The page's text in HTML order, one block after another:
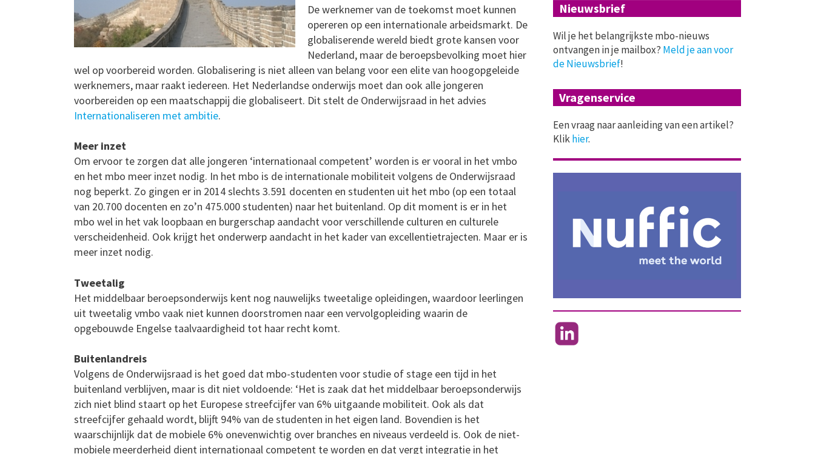
De werknemer van de toekomst moet kunnen
opereren op een internationale arbeidsmarkt. De
globaliserende wereld biedt grote kansen voor
Nederland, maar de beroepsbevolking moet hier
wel op voorbereid worden. Globalisering is niet alleen van belang voor een elite van hoogopgeleide
werknemers, maar raakt iedereen. Het Nederlandse onderwijs moet dan ook alle jongeren
voorbereiden op een maatschappij die globaliseert. Dit stelt de Onderwijsraad in het advies
Internationaliseren met ambitie.
Meer inzet
Om ervoor te zorgen dat alle jongeren ‘internationaal competent’ worden is er vooral in het vmbo
en het mbo meer inzet nodig. In het mbo is de internationale mobiliteit volgens de Onderwijsraad
nog beperkt. Zo gingen er in 2014 slechts 3.591 docenten en studenten uit het mbo (op een totaal
van 20.700 docenten en zo’n 475.000 studenten) naar het buitenland. Op dit moment is er in het
mbo wel in het vak loopbaan en burgerschap aandacht voor verschillende culturen en culturele
verscheidenheid. Ook krijgt het onderwerp aandacht in het kader van excellentietrajecten. Maar er is
meer inzet nodig.
Tweetalig
Het middelbaar beroepsonderwijs kent nog nauwelijks tweetalige opleidingen, waardoor leerlingen
uit tweetalig vmbo vaak niet kunnen doorstromen naar een vervolgopleiding waarin de
opgebouwde Engelse taalvaardigheid tot haar recht komt.
Buitenlandreis
Volgens de Onderwijsraad is het goed dat mbo-studenten voor studie of stage een tijd in het
buitenland verblijven, maar is dit niet voldoende: ‘Het is zaak dat het middelbaar beroepsonderwijs
zich niet blind staart op het Europese streefcijfer van 6% uitgaande mobiliteit. Ook als dat
streefcijfer gehaald wordt, blijft 94% van de studenten in het eigen land. Bovendien is het
waarschijnlijk dat de mobiele 6% onevenwichtig over branches en niveaus verdeeld is. Ook de niet-
mobiele meerderheid dient internationaal competent te worden en dat vergt integratie in het
Nieuwsbrief
Wil je het belangrijkste mbo-nieuws
ontvangen in je mailbox? Meld je aan voor
de Nieuwsbrief!
Vragenservice
Een vraag naar aanleiding van een artikel?
Klikhier.